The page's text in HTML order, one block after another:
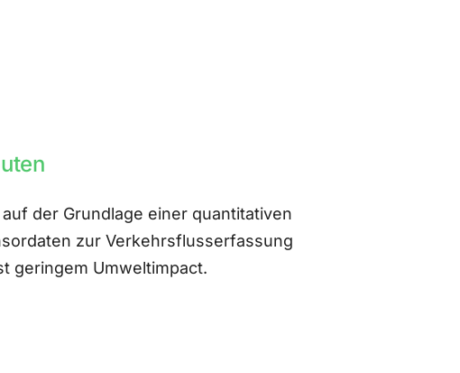
der Grundlage einer quantitativen
zur Verkehrsflusserfassung
geringem Umweltimpact.